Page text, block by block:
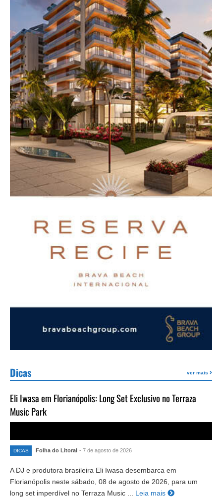
Dicas ver mais
Eli Iwasa em Florianópolis: Long Set Exclusivo no Terraza
Music Park
DICAS Folha do Litoral - 7 de agosto de 2026
A DJ e produtora brasileira Eli Iwasa desembarca em
Florianópolis neste sábado, 08 de agosto de 2026, para um
long set imperdível no Terraza Music ...
Leia mais